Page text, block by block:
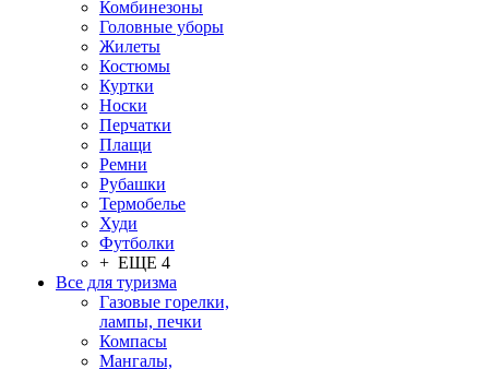
Комбинезоны
Головные уборы
Жилеты
Костюмы
Куртки
Носки
Перчатки
Плащи
Ремни
Рубашки
Термобелье
Худи
Футболки
+ ЕЩЕ 4
Все для туризма
Газовые горелки,
лампы, печки
Компасы
Мангалы,